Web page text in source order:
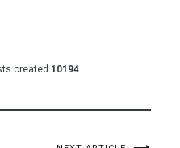
created 10194